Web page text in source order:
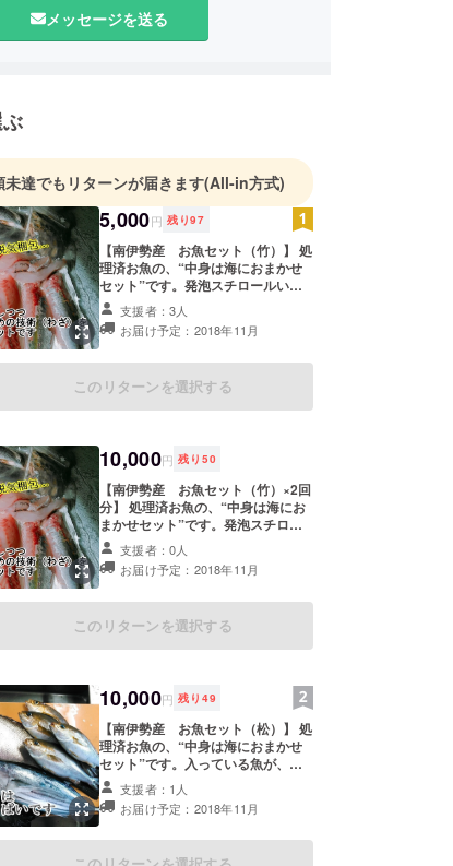
メッセージを送る
未達でもリターンが届きます(All-in方式)
5,000円 残り97
【南伊勢産 お魚セット（竹）】 処
理済お魚の、“中身は海におまかせ
セット”です。発泡スチロールいっ
ぱいに新鮮なお魚を入れてお送りし
ます 注意書きは本文のリターンの項
をお読み下さい 発送可能日は、お礼
2019年１月まで可能です
支援者：3人
お届け予定：2018年11月
このリターンを選択する
10,000円 残り 50
【南伊勢産 お魚セット（竹）×2回
分】 処理済お魚の、“中身は海にお
まかせセット”です。発泡スチロー
ルいっぱいに新鮮なお魚を入れてお
送りします 注意書きは本文のリター
ンの項をお読み下さい 発送可能日
以降で、2019年2月まで可能です
支援者：0人
お届け予定：2018年11月
このリターンを選択する
10,000円 残り 49
【南伊勢産 お魚セット（松）】 処
理済お魚の、“中身は海におまかせ
セット”です。入っている魚が、竹
より高級魚になって、お刺身魚を増
やしてあります 注意書きは本文のリ
ターンの項をお読み下さい 発送可能
支援者：1人
お届け予定：2018年11月